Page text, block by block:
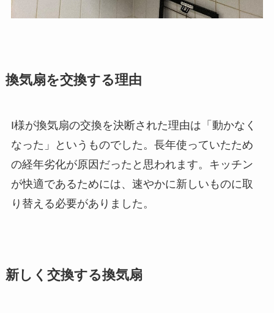
換気扇を交換する理由
I様が換気扇の交換を決断された理由は「動かなく
なった」というものでした。長年使っていたため
の経年劣化が原因だったと思われます。キッチン
が快適であるためには、速やかに新しいものに取
り替える必要がありました。
新しく交換する換気扇